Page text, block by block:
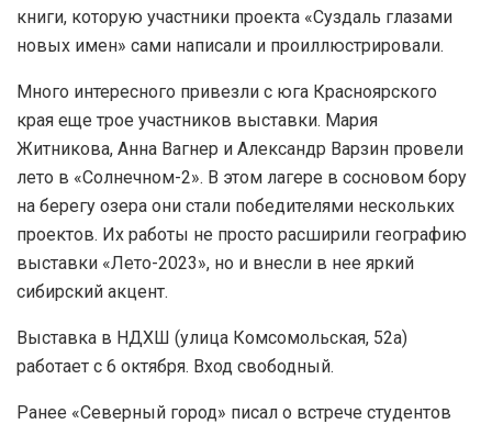
книги, которую участники проекта «Суздаль глазами
новых имен» сами написали и проиллюстрировали.
Много интересного привезли с юга Красноярского
края еще трое участников выставки. Мария
Житникова, Анна Вагнер и Александр Варзин провели
лето в «Солнечном-2». В этом лагере в сосновом бору
на берегу озера они стали победителями нескольких
проектов. Их работы не просто расширили географию
выставки «Лето-2023», но и внесли в нее яркий
сибирский акцент.
Выставка в НДХШ (улица Комсомольская, 52а)
работает с 6 октября. Вход свободный.
Ранее «Северный город» писал о встрече студентов